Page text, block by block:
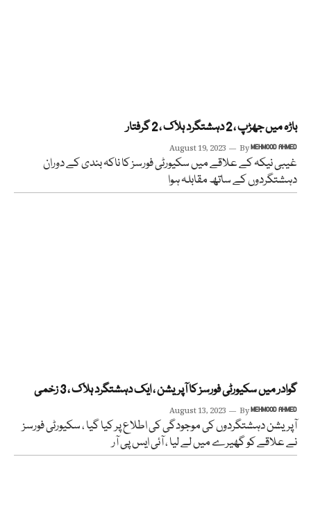
باڑہ میں جھڑپ ، 2 دہشتگرد ہلاک ، 2 گرفتار
August 19, 2023 ByMEHMOOD AHMED
غیبی نیکہ کے علاقے میں سکیورٹی فورسز کا ناکہ بندی کے دوران
دہشتگردوں کے ساتھ مقابلہ ہوا
گوادر میں سکیورٹی فورسز کا آپریشن ، ایک دہشتگرد ہلاک ، 3 زخمی
August 13, 2023 ByMEHMOOD AHMED
آپریشن دہشتگردوں کی موجودگی کی اطلاع پر کیا گیا ، سکیورٹی فورسز
نے علاقے کو گھیرے میں لے لیا ، آئی ایس پی آر